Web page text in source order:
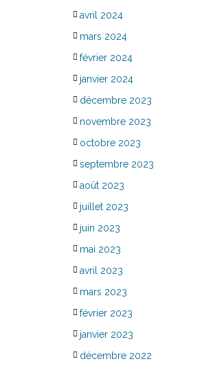
avril 2024
mars 2024
février 2024
janvier 2024
décembre 2023
novembre 2023
octobre 2023
septembre 2023
août 2023
juillet 2023
juin 2023
mai 2023
avril 2023
mars 2023
février 2023
janvier 2023
décembre 2022